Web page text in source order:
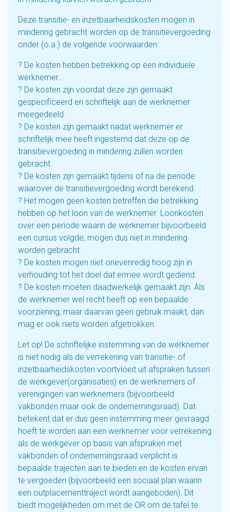
Deze transitie- en inzetbaarheidskosten mogen in
mindering gebracht worden op de transitievergoeding
onder (o.a.) de volgende voorwaarden:
? De kosten hebben betrekking op een individuele
werknemer.
? De kosten zijn voordat deze zijn gemaakt
gespecificeerd en schriftelijk aan de werknemer
meegedeeld.
? De kosten zijn gemaakt nadat werknemer er
schriftelijk mee heeft ingestemd dat deze op de
transitievergoeding in mindering zullen worden
gebracht.
? De kosten zijn gemaakt tijdens of na de periode
waarover de transitievergoeding wordt berekend.
? Het mogen geen kosten betreffen die betrekking
hebben op het loon van de werknemer. Loonkosten
over een periode waarin de werknemer bijvoorbeeld
een cursus volgde, mogen dus niet in mindering
worden gebracht.
? De kosten mogen niet onevenredig hoog zijn in
verhouding tot het doel dat ermee wordt gediend.
? De kosten moeten daadwerkelijk gemaakt zijn. Als
de werknemer wel recht heeft op een bepaalde
voorziening, maar daarvan geen gebruik maakt, dan
mag er ook niets worden afgetrokken.
Let op! De schriftelijke instemming van de werknemer
is niet nodig als de verrekening van transitie- of
inzetbaarheidskosten voortvloeit uit afspraken tussen
de werkgever(organisaties) en de werknemers of
verenigingen van werknemers (bijvoorbeeld
vakbonden maar ook de ondernemingsraad). Dat
betekent dat er dus geen instemming meer gevraagd
hoeft te worden aan een werknemer voor verrekening
als de werkgever op basis van afspraken met
vakbonden of ondernemingsraad verplicht is
bepaalde trajecten aan te bieden en de kosten ervan
te vergoeden (bijvoorbeeld een sociaal plan waarin
een outplacementtraject wordt aangeboden). Dit
biedt mogelijkheden om met de OR om de tafel te